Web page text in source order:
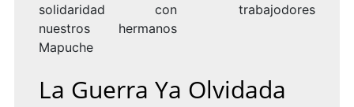
solidaridad con
nuestros hermanos
Mapuche
trabajodores
La Guerra Ya Olvidada